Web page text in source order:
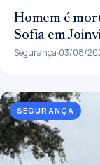
Homem é
Sofia em
Segurança 03/08/
SEGURANÇA